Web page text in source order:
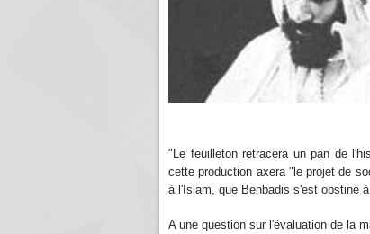
"Le feuilleton retracera un pan de
cette production axera "le projet de
à l'Islam, que Benbadis s'est obstiné
A une question sur l'évaluation de la